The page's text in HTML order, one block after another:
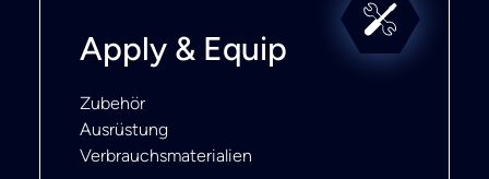
Apply & Equip
Zubehör
Ausrüstung
Verbrauchsmaterialien